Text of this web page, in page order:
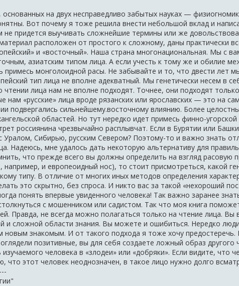
основанных на двух несправедливо забытых науках —
Вот почему я тоже решила внести небольшой вклад и
не придется выучивать сложнейшие термины или же
расположен от простого к сложному, даны практически
и «восточный». Наша страна многонациональная. Мы с
азиатским типом лица. А если учесть к тому же и обилие
примесь монголоидной расы. Не забывайте и то, что двести лет
тип лица не вполне адекватный. Мы генетически несем в
лица нам не вполне подходят. Точнее, они подходят
«русские» лица вроде рязанских или ярославских — это на
подвергались сильнейшему.восточному влиянию. Более
областей. Но тут нередко идет примесь финно-угорской
россиянина чрезвычайно расплывчат. Если в Бурятии или
Уралом, Сибирью, русским Севером? Поэтому-то и важно знать
Надеюсь, мне удалось дать некоторую альтернативу для
что прежде всего вы должны определить на взгляд расовую
и европеоидный нос), то стоит присмотреться, какой
типу. В отличие от многих иных методов определения
это скрытно, без спроса. И никто вас за такой «нехороший
понять впервые увиденного человека! Так важно заранее
с мошенником или садистом. Так что моя книга
Правда, не всегда можно полагаться только на чтение лица. Вы
и сложной области знания. Вы можете и ошибиться. Нередко
новым знакомым. И от такого подхода я тоже хочу
позитивные, вы для себя создаете ложный образ другого
человека в «злодеи» или «добряки». Если видите, что
этот человек неоднозначен, в такое лицо нужно долго